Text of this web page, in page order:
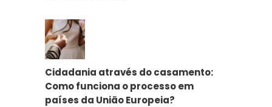
Cidadania através do casamento:
Como funciona o processo em
países da União Europeia?